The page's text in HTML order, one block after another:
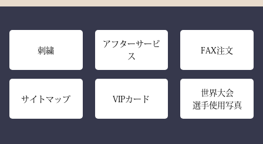
がりです。
また、日本製の高精度アイ
ロン技術と熟練の縫製によ
り、
ち姿までも凛々しく映えま
強い選手ほど、道具にも品
える竹刀袋です。
く守るクッション構造。
高密度ベルベットと日本製
刺繍
アフターサービ
ス
FAX注文
サイトマップ VIPカード
世界大会
選手使用写真